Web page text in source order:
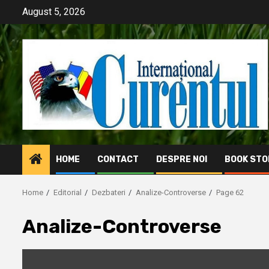
content
August 5, 2026
HOME CONTACT DESPRE NOI BOOK
Home Editorial Dezbateri Analize-Controverse Page 62
Analize-Controverse